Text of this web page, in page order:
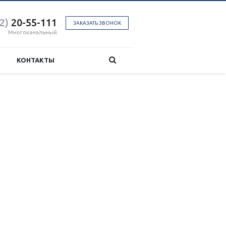
ЗАКАЗАТЬ ЗВОНОК
20-55-111
Многоканальный
КОНТАКТЫ